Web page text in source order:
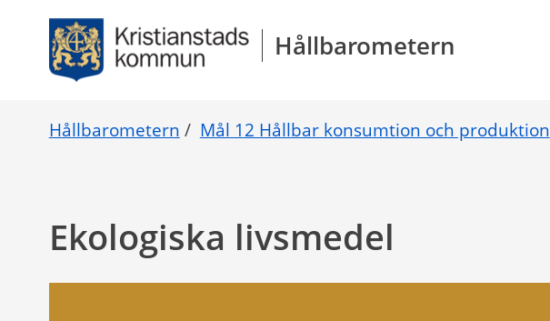
Gå direkt till sidans innehåll
Hållbarometern
Hållbarometern / Mål 12 Hållbar konsumtion och produktion
Ekologiska livsmedel